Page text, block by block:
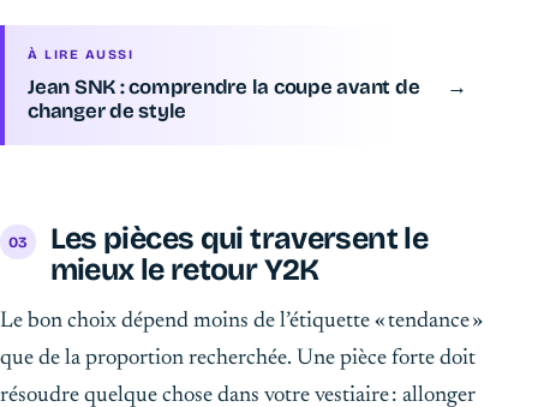
À LIRE AUSSI
Jean SNK : comprendre la coupe avant de
changer de style
→
Les pièces qui traversent le
mieux le retour Y2K
Le bon choix dépend moins de l’étiquette « tendance »
que de la proportion recherchée. Une pièce forte doit
résoudre quelque chose dans votre vestiaire : allonger